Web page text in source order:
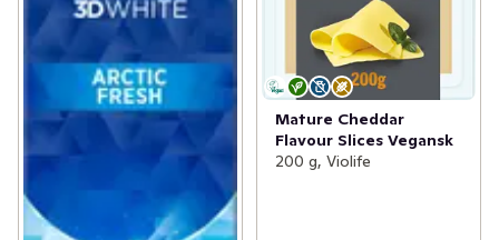
Mature Cheddar
Flavour Slices Vegansk
200 g, Violife